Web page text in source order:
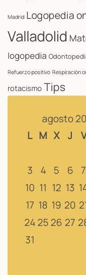
Madrid Logopedia
Valladolid
logopedia
Refuerzo positivo Respiración
rotacismo Tips
agosto
L M X J V
3
4 5 6 7
10 11 12 13
17 18 19 20
2425 26 27
31